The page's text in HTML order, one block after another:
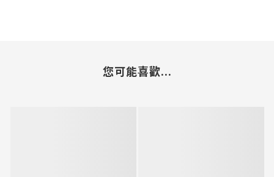
您可能喜歡...